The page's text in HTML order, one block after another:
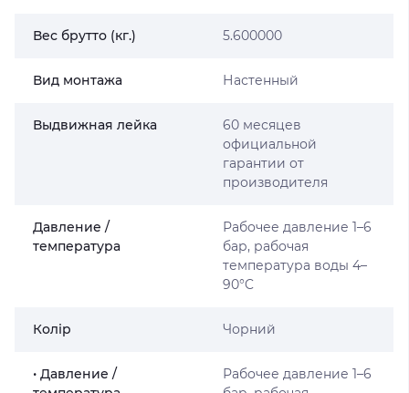
Вес брутто (кг.) 5.600000
Вид монтажа Настенный
Выдвижная лейка
60 месяцев
официальной
гарантии от
производителя
Давление /
температура
Рабочее давление 1–6
бар, рабочая
температура воды 4–
90°C
Колір Чорний
• Давление /
Рабочее давление 1–6